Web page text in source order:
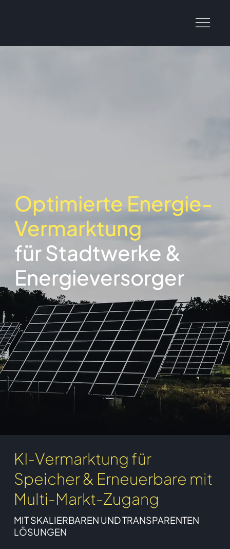
Optimierte Energie-
Vermarktung
für Stadtwerke &
Energieversorger
KI-Vermarktung für
Speicher & Erneuerbare mit
Multi-Markt-Zugang
MIT SKALIERBAREN UND TRANSPARENTEN
LÖSUNGEN